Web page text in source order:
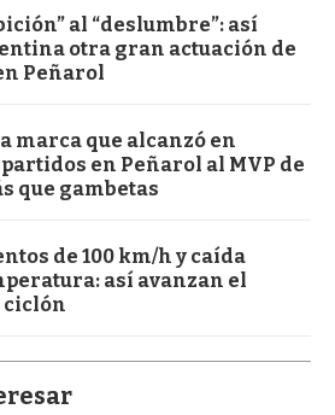
al “deslumbre”: así
otra gran actuación de
Peñarol
marca que alcanzó en
en Peñarol al MVP de
que gambetas
de 100 km/h y caída
así avanzan el
ciclón